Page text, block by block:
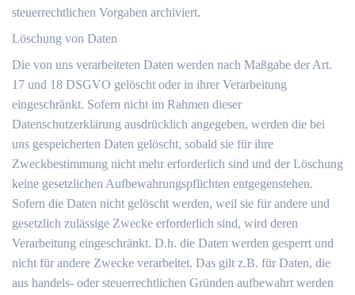
steuerrechtlichen Vorgaben archiviert.
Löschung von Daten
Die von uns verarbeiteten Daten werden nach Maßgabe der Art.
17 und 18 DSGVO gelöscht oder in ihrer Verarbeitung
eingeschränkt. Sofern nicht im Rahmen dieser
Datenschutzerklärung ausdrücklich angegeben, werden die bei
uns gespeicherten Daten gelöscht, sobald sie für ihre
Zweckbestimmung nicht mehr erforderlich sind und der Löschung
keine gesetzlichen Aufbewahrungspflichten entgegenstehen.
Sofern die Daten nicht gelöscht werden, weil sie für andere und
gesetzlich zulässige Zwecke erforderlich sind, wird deren
Verarbeitung eingeschränkt. D.h. die Daten werden gesperrt und
nicht für andere Zwecke verarbeitet. Das gilt z.B. für Daten, die
aus handels- oder steuerrechtlichen Gründen aufbewahrt werden